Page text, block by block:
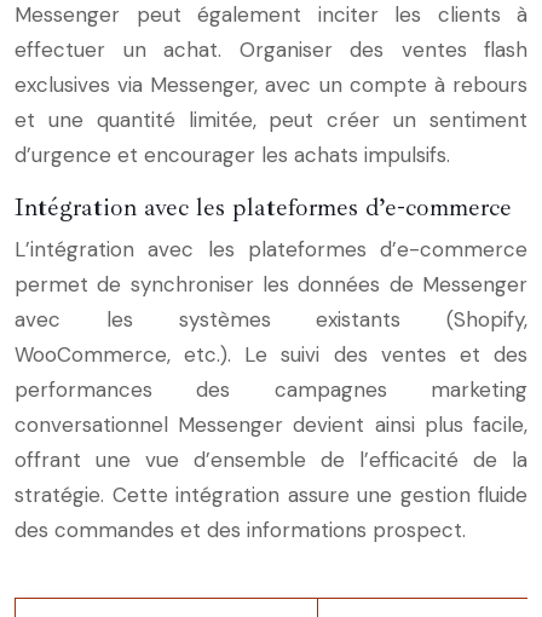
Messenger peut également inciter les clients à
effectuer un achat. Organiser des ventes flash
exclusives via Messenger, avec un compte à rebours
et une quantité limitée, peut créer un sentiment
d’urgence et encourager les achats impulsifs.
Intégration avec les plateformes d’e-commerce
L’intégration avec les plateformes d’e-commerce
permet de synchroniser les données de Messenger
avec les systèmes existants (Shopify,
WooCommerce, etc.). Le suivi des ventes et des
performances des campagnes marketing
conversationnel Messenger devient ainsi plus facile,
offrant une vue d’ensemble de l’efficacité de la
stratégie. Cette intégration assure une gestion fluide
des commandes et des informations prospect.